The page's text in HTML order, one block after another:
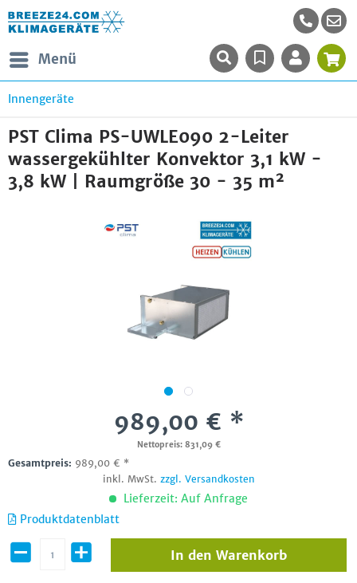
Menü
Innengeräte
PST Clima PS-UWLE090 2-Leiter
wassergekühlter Konvektor 3,1 kW -
3,8 kW | Raumgröße 30 - 35 m²
989,00 € *
Nettopreis: 831,09 €
Gesamtpreis: 989,00 € *
inkl. MwSt. zzgl. Versandkosten
Lieferzeit: Auf Anfrage
Produktdatenblatt
In den Warenkorb